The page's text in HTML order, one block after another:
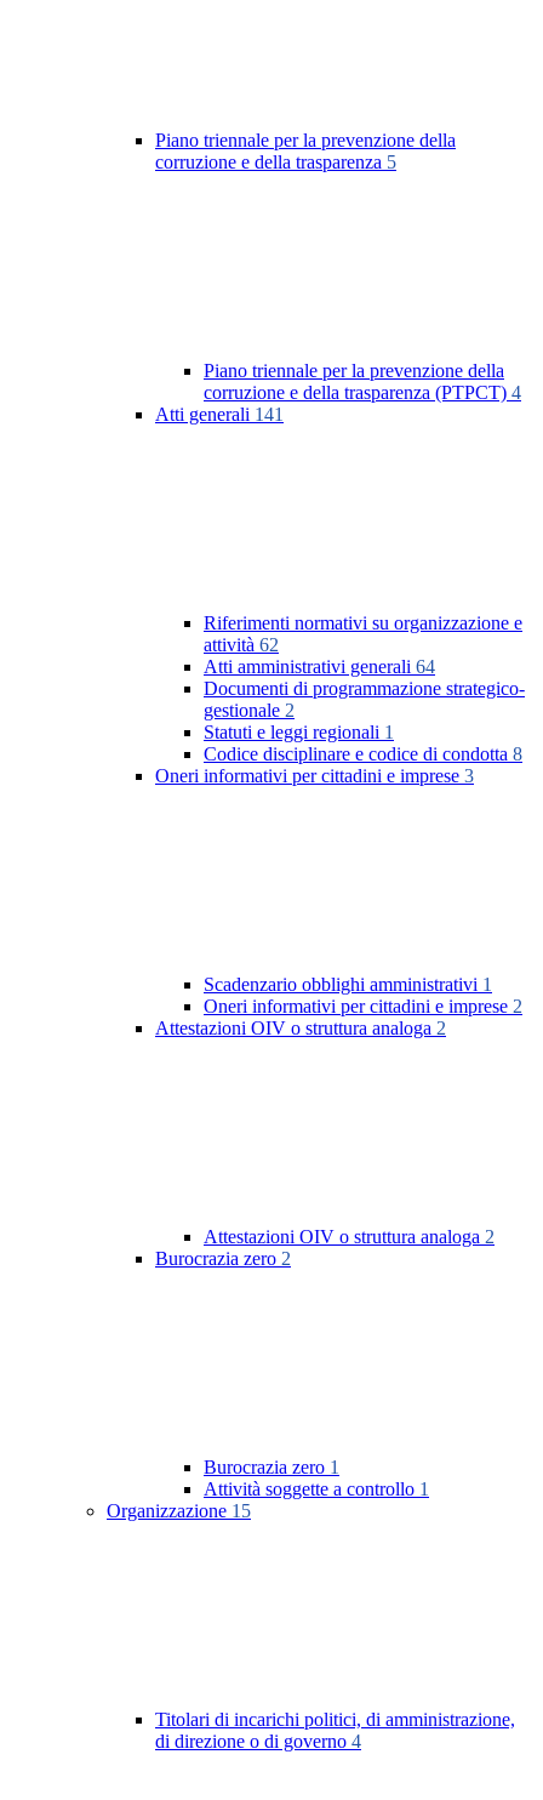
Piano triennale per la prevenzione della
corruzione e della trasparenza 5
Piano triennale per la prevenzione della
corruzione e della trasparenza (PTPCT) 4
Atti generali 141
Riferimenti normativi su organizzazione e
attività 62
Atti amministrativi generali 64
Documenti di programmazione strategico-
gestionale 2
Statuti e leggi regionali 1
Codice disciplinare e codice di condotta 8
Oneri informativi per cittadini e imprese 3
Scadenzario obblighi amministrativi 1
Oneri informativi per cittadini e imprese 2
Attestazioni OIV o struttura analoga 2
Attestazioni OIV o struttura analoga 2
Burocrazia zero 2
Burocrazia zero 1
Attività soggette a controllo 1
Organizzazione 15
Titolari di incarichi politici, di amministrazione,
di direzione o di governo 4